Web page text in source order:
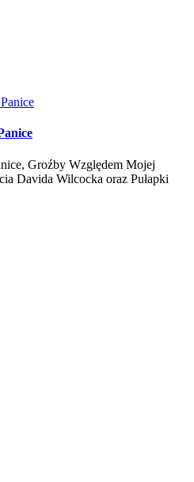
Groźby Względem Mojej
Davida Wilcocka oraz Pułapki